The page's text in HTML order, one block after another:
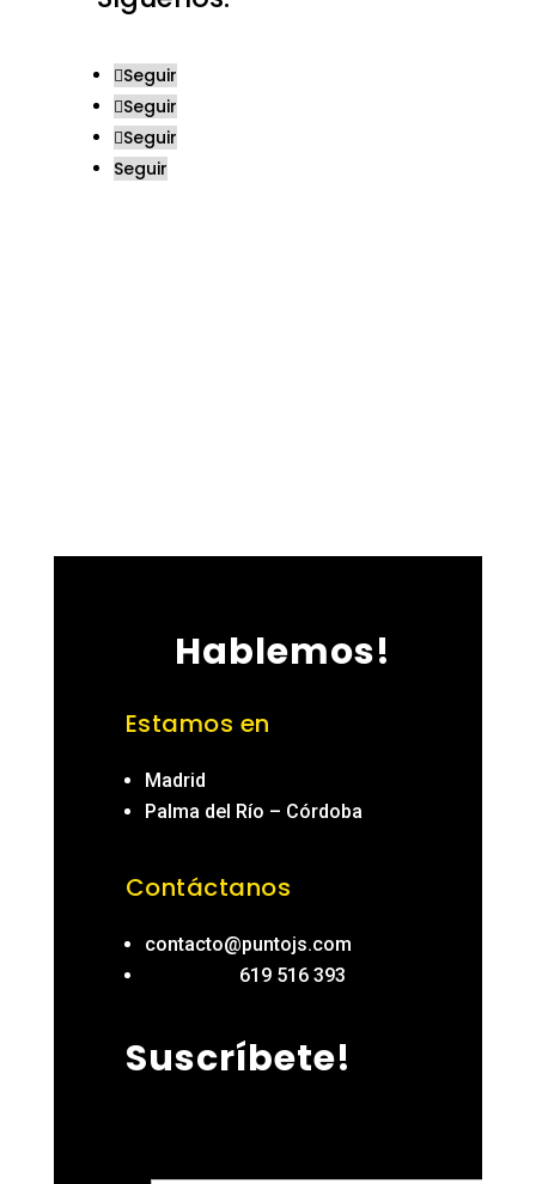
Seguir
Seguir
Seguir
Seguir
Hablemos!
Estamos en
Madrid
Palma del Río – Córdoba
Contáctanos
contacto@puntojs.com
619 516 393
Suscríbete!